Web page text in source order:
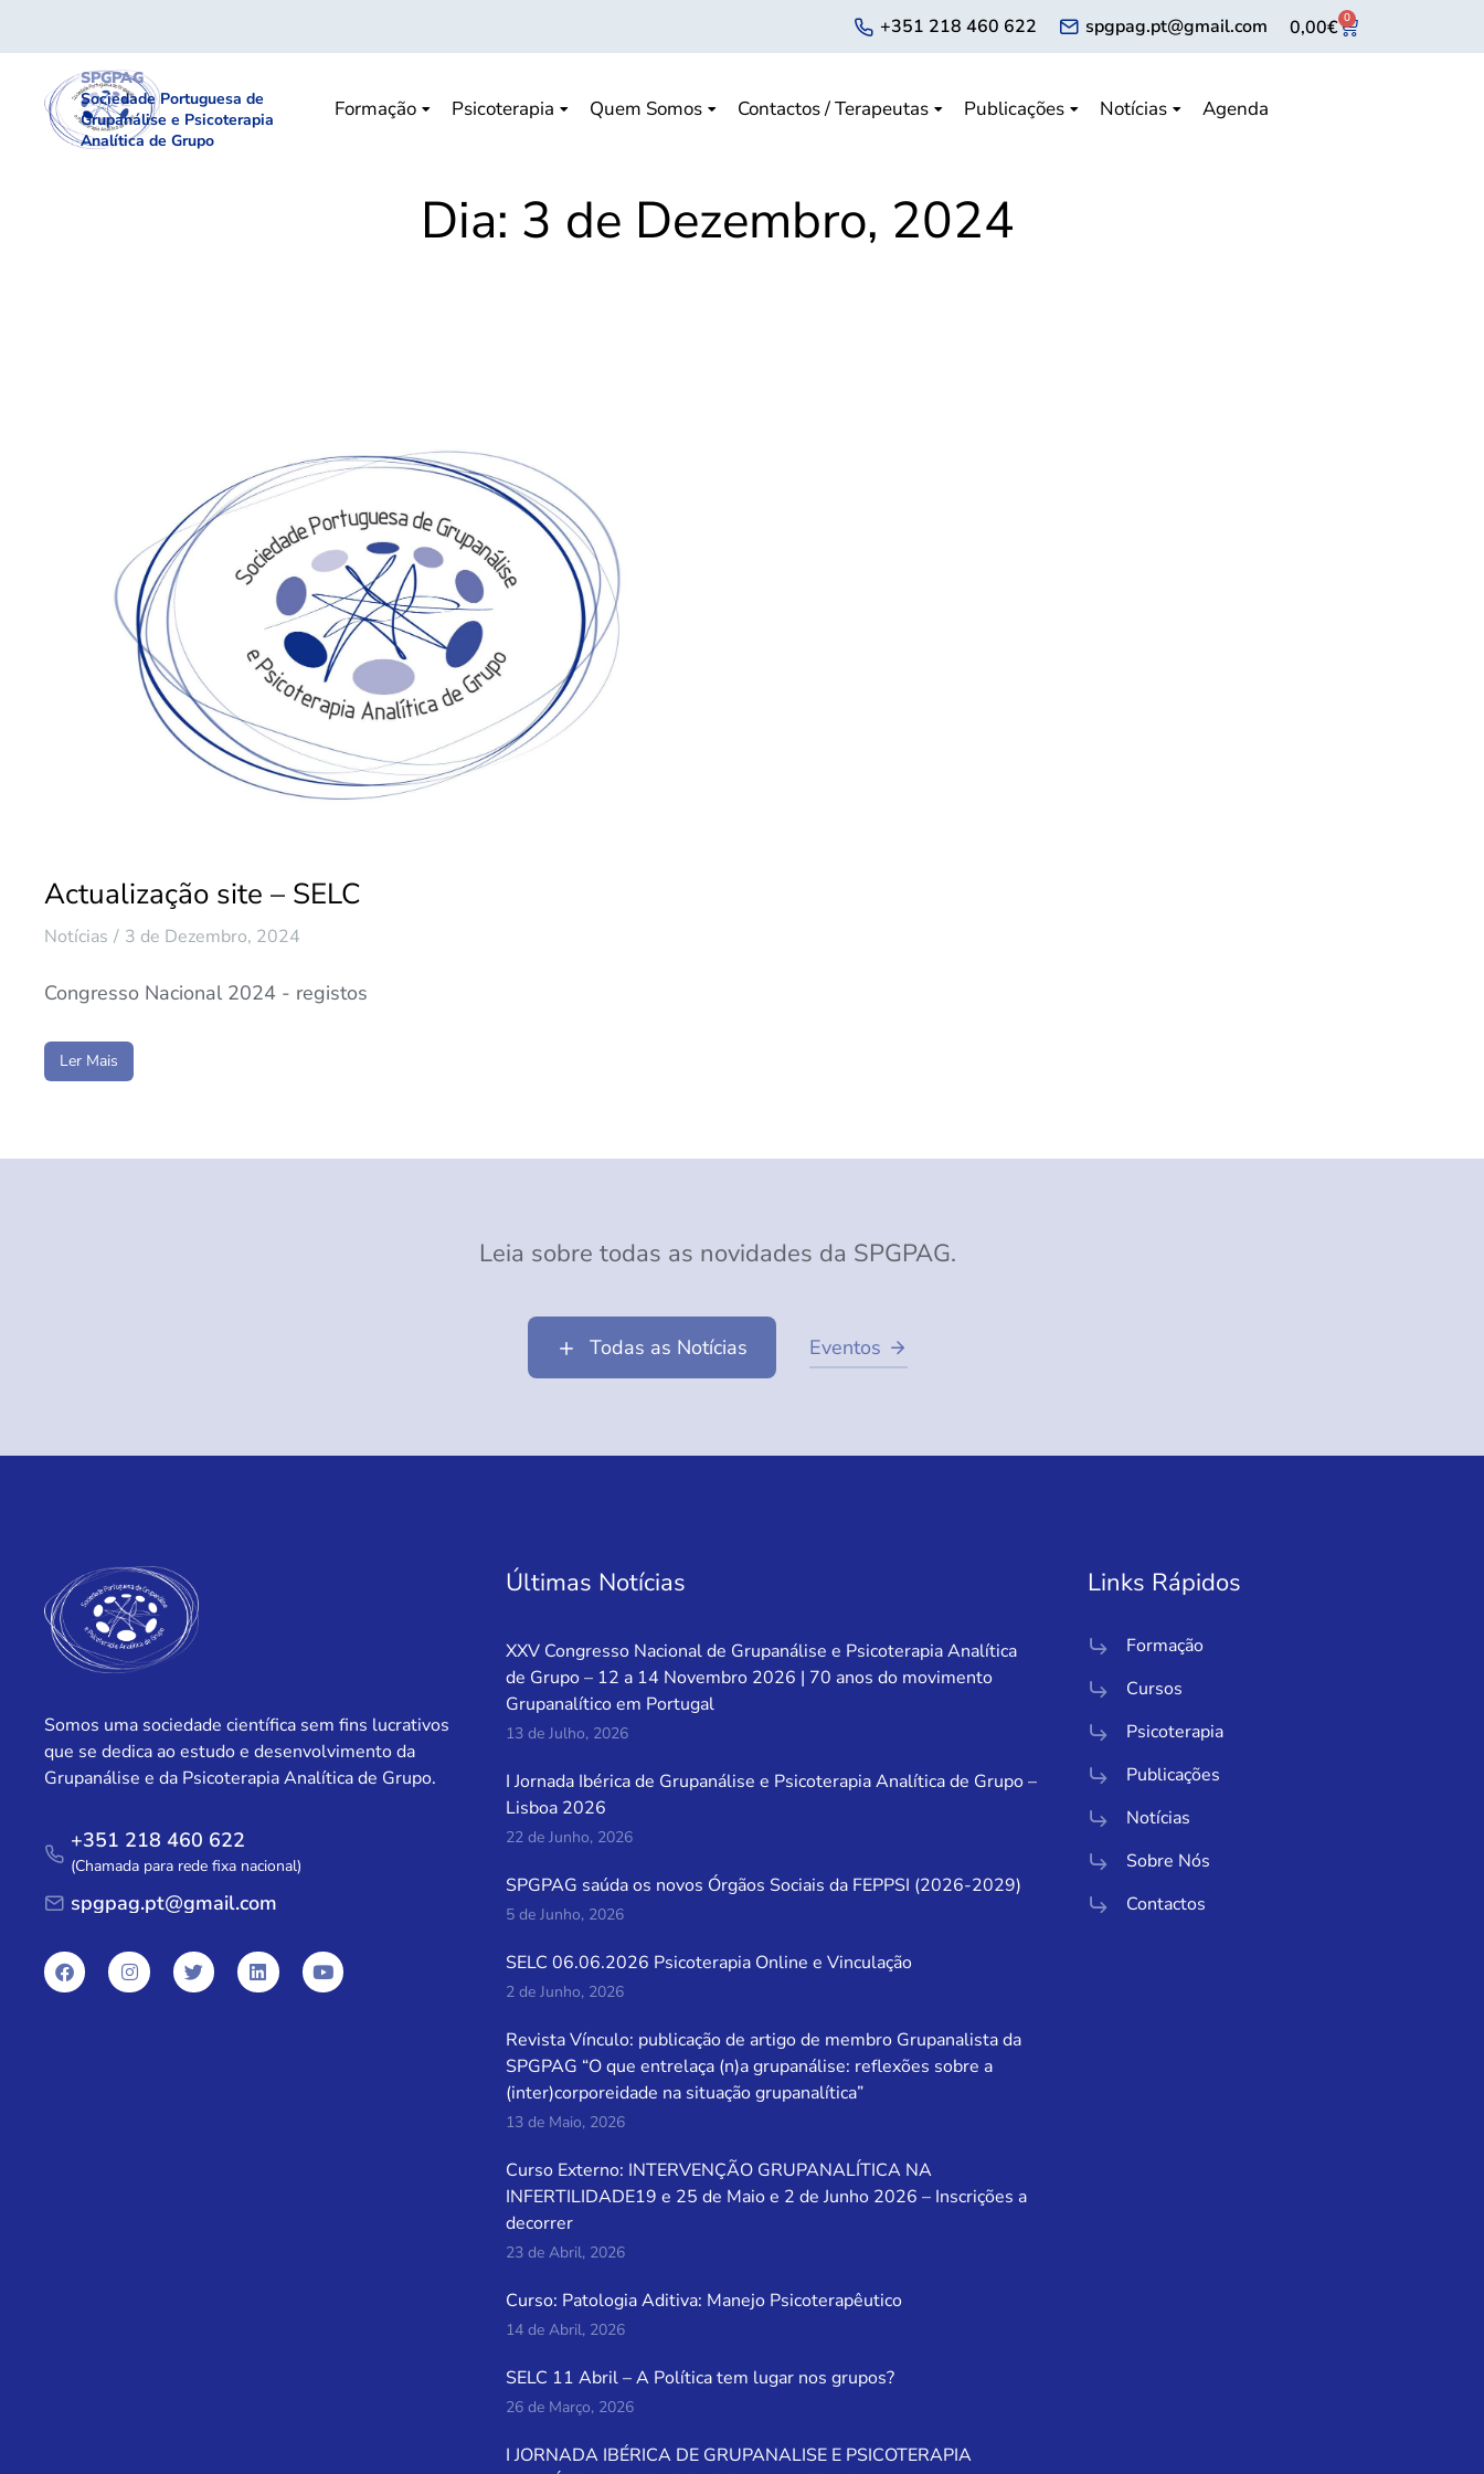
+351 218 460 622 spgpag.pt@gmail.com 0,00€ 0
SPGPAG
Sociedade Portuguesa de
Grupanálise e Psicoterapia
Analítica de Grupo
Formação Psicoterapia Quem Somos Contactos / Terapeutas Publicações Notícias Agenda
Dia: 3 de Dezembro, 2024
Actualização site – SELC
Notícias 3 de Dezembro, 2024
Congresso Nacional 2024 - registos
Ler Mais
Leia sobre todas as novidades da SPGPAG.
Todas as Notícias Eventos
Somos uma sociedade científica sem fins lucrativos
que se dedica ao estudo e desenvolvimento da
Grupanálise e da Psicoterapia Analítica de Grupo.
+351 218 460 622
(Chamada para rede fixa nacional)
spgpag.pt@gmail.com
Últimas Notícias
XXV Congresso Nacional de Grupanálise e Psicoterapia Analítica
de Grupo – 12 a 14 Novembro 2026 | 70 anos do movimento
Grupanalítico em Portugal
13 de Julho, 2026
I Jornada Ibérica de Grupanálise e Psicoterapia Analítica de Grupo –
Lisboa 2026
22 de Junho, 2026
SPGPAG saúda os novos Órgãos Sociais da FEPPSI (2026-2029)
5 de Junho, 2026
SELC 06.06.2026 Psicoterapia Online e Vinculação
2 de Junho, 2026
Revista Vínculo: publicação de artigo de membro Grupanalista da
SPGPAG “O que entrelaça (n)a grupanálise: reflexões sobre a
(inter)corporeidade na situação grupanalítica”
13 de Maio, 2026
Curso Externo: INTERVENÇÃO GRUPANALÍTICA NA
INFERTILIDADE19 e 25 de Maio e 2 de Junho 2026 – Inscrições a
decorrer
23 de Abril, 2026
Curso: Patologia Aditiva: Manejo Psicoterapêutico
14 de Abril, 2026
SELC 11 Abril – A Política tem lugar nos grupos?
26 de Março, 2026
I JORNADA IBÉRICA DE GRUPANALISE E PSICOTERAPIA
Links Rápidos
Formação
Cursos
Psicoterapia
Publicações
Notícias
Sobre Nós
Contactos